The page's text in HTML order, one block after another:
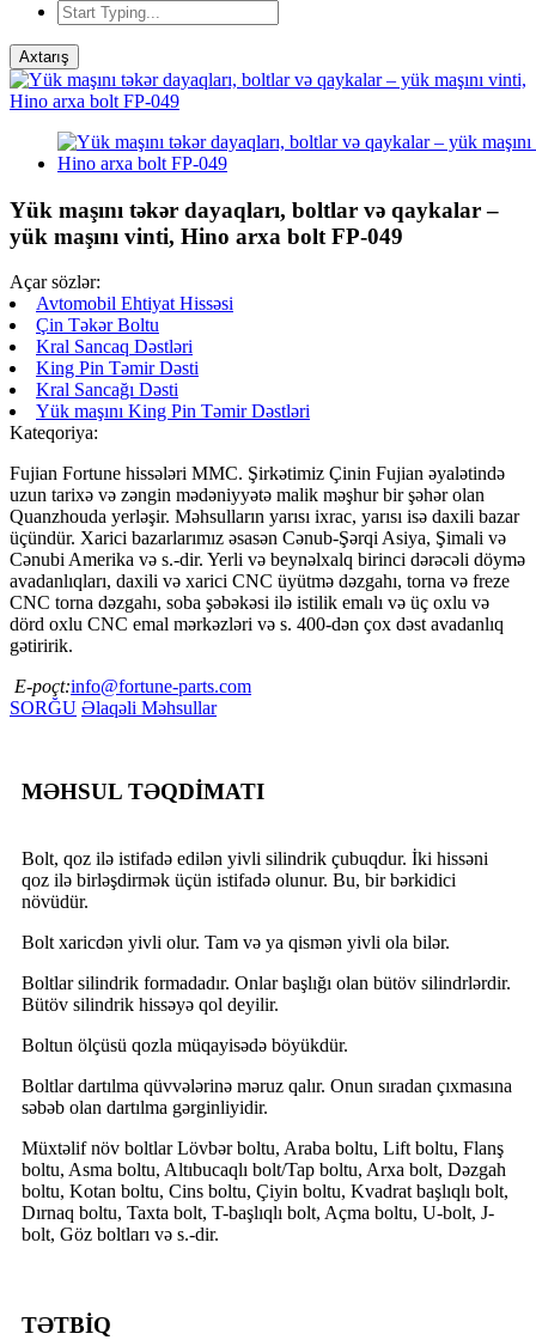
Axtarış
Yük maşını təkər dayaqları, boltlar və qaykalar –
yük maşını vinti, Hino arxa bolt FP-049
Açar sözlər:
Avtomobil Ehtiyat Hissəsi
Çin Təkər Boltu
Kral Sancaq Dəstləri
King Pin Təmir Dəsti
Kral Sancağı Dəsti
Yük maşını King Pin Təmir Dəstləri
Kateqoriya:
Fujian Fortune hissələri MMC. Şirkətimiz Çinin Fujian əyalətində
uzun tarixə və zəngin mədəniyyətə malik məşhur bir şəhər olan
Quanzhouda yerləşir. Məhsulların yarısı ixrac, yarısı isə daxili bazar
üçündür. Xarici bazarlarımız əsasən Cənub-Şərqi Asiya, Şimali və
Cənubi Amerika və s.-dir. Yerli və beynəlxalq birinci dərəcəli döymə
avadanlıqları, daxili və xarici CNC üyütmə dəzgahı, torna və freze
CNC torna dəzgahı, soba şəbəkəsi ilə istilik emalı və üç oxlu və
dörd oxlu CNC emal mərkəzləri və s. 400-dən çox dəst avadanlıq
gətiririk.
E-poçt:info@fortune-parts.com
SORĞU Əlaqəli Məhsullar
MƏHSUL TƏQDİMATI
Bolt, qoz ilə istifadə edilən yivli silindrik çubuqdur. İki hissəni
qoz ilə birləşdirmək üçün istifadə olunur. Bu, bir bərkidici
növüdür.
Bolt xaricdən yivli olur. Tam və ya qismən yivli ola bilər.
Boltlar silindrik formadadır. Onlar başlığı olan bütöv silindrlərdir.
Bütöv silindrik hissəyə qol deyilir.
Boltun ölçüsü qozla müqayisədə böyükdür.
Boltlar dartılma qüvvələrinə məruz qalır. Onun sıradan çıxmasına
səbəb olan dartılma gərginliyidir.
Müxtəlif növ boltlar Lövbər boltu, Araba boltu, Lift boltu, Flanş
boltu, Asma boltu, Altıbucaqlı bolt/Tap boltu, Arxa bolt, Dəzgah
boltu, Kotan boltu, Cins boltu, Çiyin boltu, Kvadrat başlıqlı bolt,
Dırnaq boltu, Taxta bolt, T-başlıqlı bolt, Açma boltu, U-bolt, J-
bolt, Göz boltları və s.-dir.
TƏTBİQ